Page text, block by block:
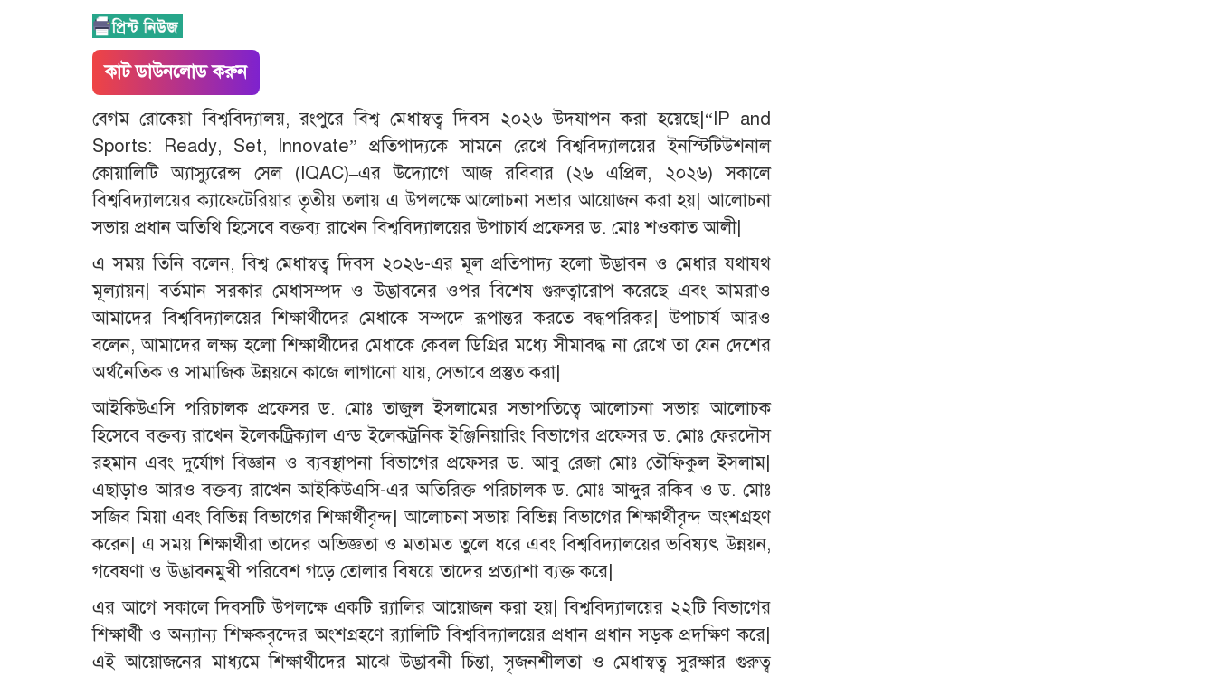
কাট ডাউনলোড করুন
বেগম রোকেয়া বিশ্ববিদ্যালয়, রংপুরে বিশ্ব মেধাস্বত্ব দিবস ২০২৬ উদযাপন করা হয়েছে|“IP and
Sports: Ready, Set, Innovate” প্রতিপাদ্যকে সামনে রেখে বিশ্ববিদ্যালয়ের ইনস্টিটিউশনাল
কোয়ালিটি অ্যাস্যুরেন্স সেল (IQAC)–এর উদ্যোগে আজ রবিবার (২৬ এপ্রিল, ২০২৬) সকালে
বিশ্ববিদ্যালয়ের ক্যাফেটেরিয়ার তৃতীয় তলায় এ উপলক্ষে আলোচনা সভার আয়োজন করা হয়| আলোচনা
সভায় প্রধান অতিথি হিসেবে বক্তব্য রাখেন বিশ্ববিদ্যালয়ের উপাচার্য প্রফেসর ড. মোঃ শওকাত আলী|
এ সময় তিনি বলেন, বিশ্ব মেধাস্বত্ব দিবস ২০২৬-এর মূল প্রতিপাদ্য হলো উদ্ভাবন ও মেধার যথাযথ
মূল্যায়ন| বর্তমান সরকার মেধাসম্পদ ও উদ্ভাবনের ওপর বিশেষ গুরুত্বারোপ করেছে এবং আমরাও
আমাদের বিশ্ববিদ্যালয়ের শিক্ষার্থীদের মেধাকে সম্পদে রূপান্তর করতে বদ্ধপরিকর| উপাচার্য আরও
বলেন, আমাদের লক্ষ্য হলো শিক্ষার্থীদের মেধাকে কেবল ডিগ্রির মধ্যে সীমাবদ্ধ না রেখে তা যেন দেশের
অর্থনৈতিক ও সামাজিক উন্নয়নে কাজে লাগানো যায়, সেভাবে প্রস্তুত করা|
আইকিউএসি পরিচালক প্রফেসর ড. মোঃ তাজুল ইসলামের সভাপতিত্বে আলোচনা সভায় আলোচক
হিসেবে বক্তব্য রাখেন ইলেকট্রিক্যাল এন্ড ইলেকট্রনিক ইঞ্জিনিয়ারিং বিভাগের প্রফেসর ড. মোঃ ফেরদৌস
রহমান এবং দুর্যোগ বিজ্ঞান ও ব্যবস্থাপনা বিভাগের প্রফেসর ড. আবু রেজা মোঃ তৌফিকুল ইসলাম|
এছাড়াও আরও বক্তব্য রাখেন আইকিউএসি-এর অতিরিক্ত পরিচালক ড. মোঃ আব্দুর রকিব ও ড. মোঃ
সজিব মিয়া এবং বিভিন্ন বিভাগের শিক্ষার্থীবৃন্দ| আলোচনা সভায় বিভিন্ন বিভাগের শিক্ষার্থীবৃন্দ অংশগ্রহণ
করেন| এ সময় শিক্ষার্থীরা তাদের অভিজ্ঞতা ও মতামত তুলে ধরে এবং বিশ্ববিদ্যালয়ের ভবিষ্যৎ উন্নয়ন,
গবেষণা ও উদ্ভাবনমুখী পরিবেশ গড়ে তোলার বিষয়ে তাদের প্রত্যাশা ব্যক্ত করে|
এর আগে সকালে দিবসটি উপলক্ষে একটি র‌্যালির আয়োজন করা হয়| বিশ্ববিদ্যালয়ের ২২টি বিভাগের
শিক্ষার্থী ও অন্যান্য শিক্ষকবৃন্দের অংশগ্রহণে র‌্যালিটি বিশ্ববিদ্যালয়ের প্রধান প্রধান সড়ক প্রদক্ষিণ করে|
এই আয়োজনের মাধ্যমে শিক্ষার্থীদের মাঝে উদ্ভাবনী চিন্তা, সৃজনশীলতা ও মেধাস্বত্ব সুরক্ষার গুরুত্ব